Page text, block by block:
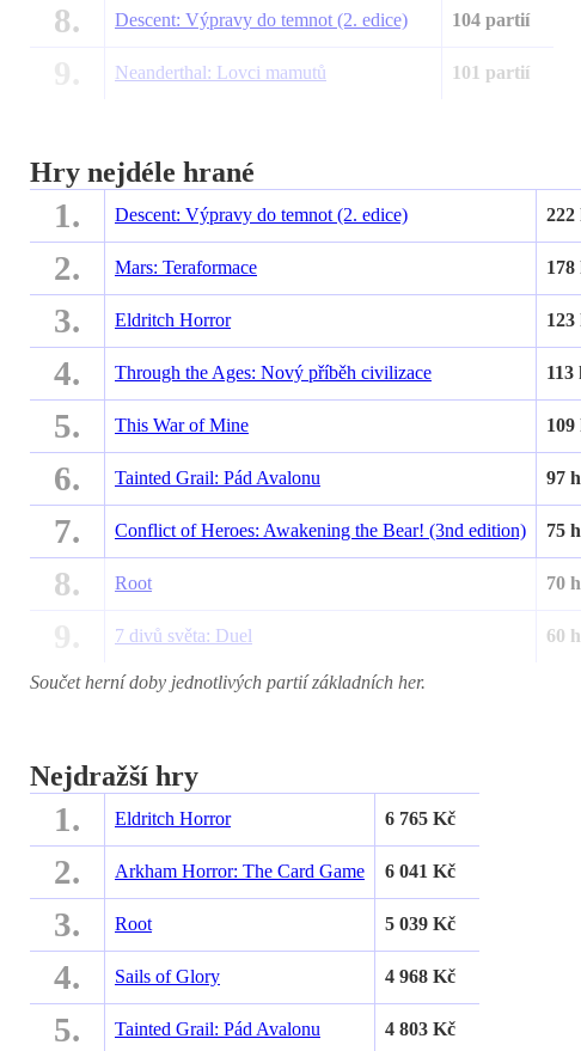
8. Descent: Výpravy do temnot (2. edice) 104 partií
Neanderthal: Lovci mamutů 101 partií
Hry nejdéle hrané
1. Descent: Výpravy do temnot (2. edice) 222
2. Mars: Teraformace 178
3. Eldritch Horror 123
4. Through the Ages: Nový příběh civilizace 113
5. This War of Mine 109
6. Tainted Grail: Pád Avalonu 97
7. Conflict of Heroes: Awakening the Bear! (3nd edition) 75
8. Root 70
7 divů světa: Duel 60
Součet herní doby jednotlivých partií základních her.
Nejdražší hry
1. Eldritch Horror 6 765 Kč
2. Arkham Horror: The Card Game 6 041 Kč
3. Root 5 039 Kč
4. Sails of Glory 4 968 Kč
5. Tainted Grail: Pád Avalonu 4 803 Kč